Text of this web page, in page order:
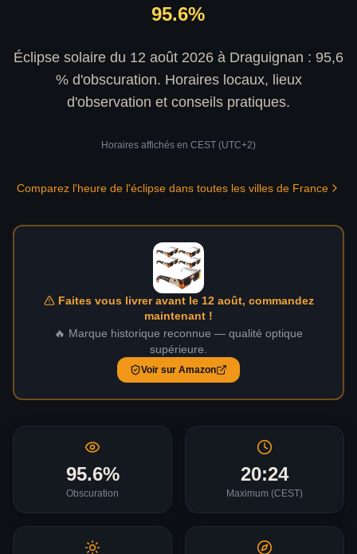
95.6%
Éclipse solaire du 12 août 2026 à Draguignan : 95,6
% d'obscuration. Horaires locaux, lieux
d'observation et conseils pratiques.
Horaires affichés en CEST (UTC+2)
Comparez l'heure de l'éclipse dans toutes les villes de France
Faites vous livrer avant le 12 août, commandez
maintenant !
🔥 Marque historique reconnue — qualité optique
supérieure.
Voir sur Amazon
95.6%
Obscuration
20:24
Maximum (CEST)